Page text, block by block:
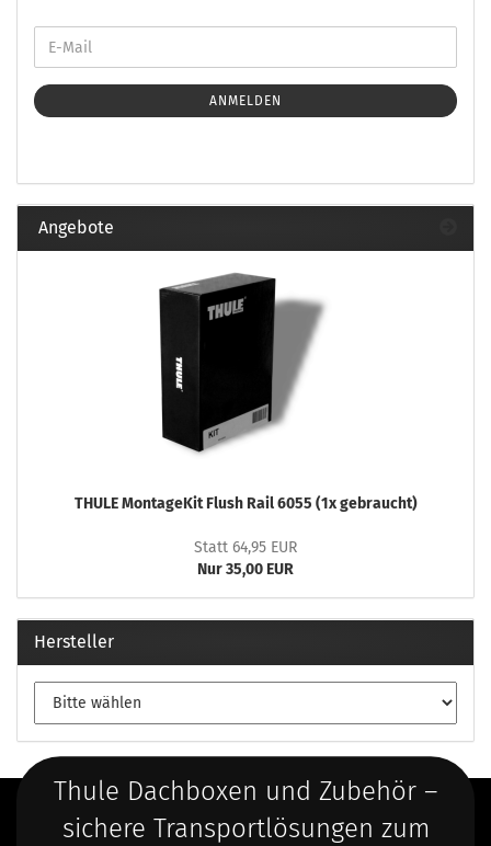
ANMELDEN
Angebote
THULE MontageKit Flush Rail 6055 (1x gebraucht)
Statt 64,95 EUR
Nur 35,00 EUR
Hersteller
Thule Dachboxen und Zubehör –
sichere Transportlösungen zum